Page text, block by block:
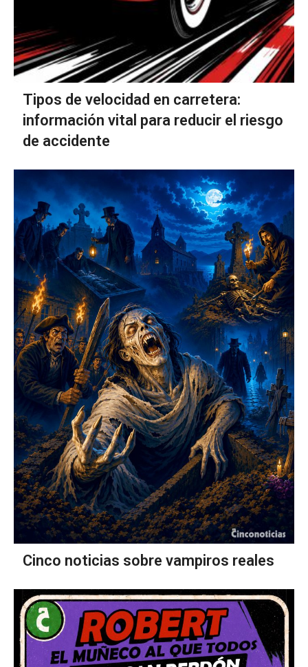
Tipos de velocidad en carretera:
información vital para reducir el riesgo
de accidente
Cinco noticias sobre vampiros reales